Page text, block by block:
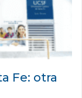
Fe: otra